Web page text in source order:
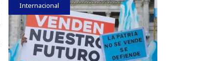
Internacional